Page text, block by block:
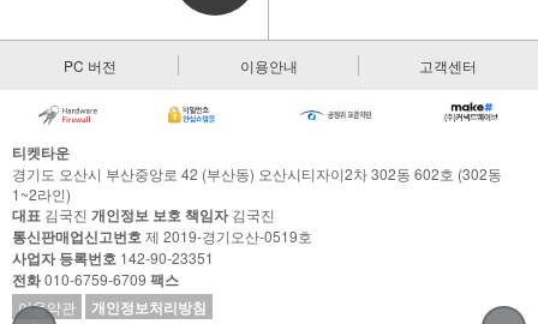
PC 버전 이용안내 고객센터
티켓타운
경기도 오산시 부산중앙로 42 (부산동) 오산시티자이2차 302동 602호 (302동
1~2라인)
대표 김국진 개인정보 보호 책임자김국진
통신판매업신고번호제 2019-경기오산-0519호
사업자 등록번호 142-90-23351
전화010-6759-6709 팩스
이용약관 개인정보처리방침